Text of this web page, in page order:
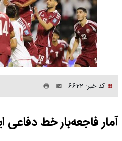
کد خبر: 6622
آمار فاجعه‌بار خط دفاعی ایران در ۵